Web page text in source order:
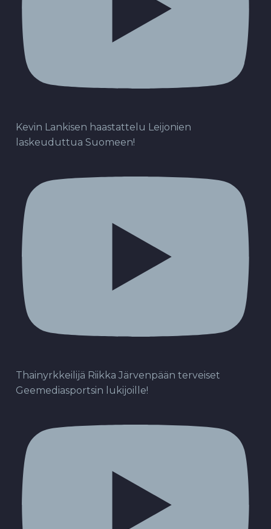
Kevin Lankisen haastattelu Leijonien
laskeuduttua Suomeen!
Thainyrkkeilijä Riikka Järvenpään terveiset
Geemediasportsin lukijoille!